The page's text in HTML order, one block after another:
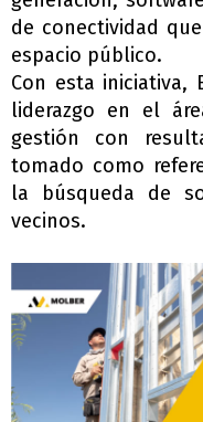
de conectividad
espacio público.
Con esta iniciativa,
liderazgo en el
gestión con
tomado como
la búsqueda de
vecinos.